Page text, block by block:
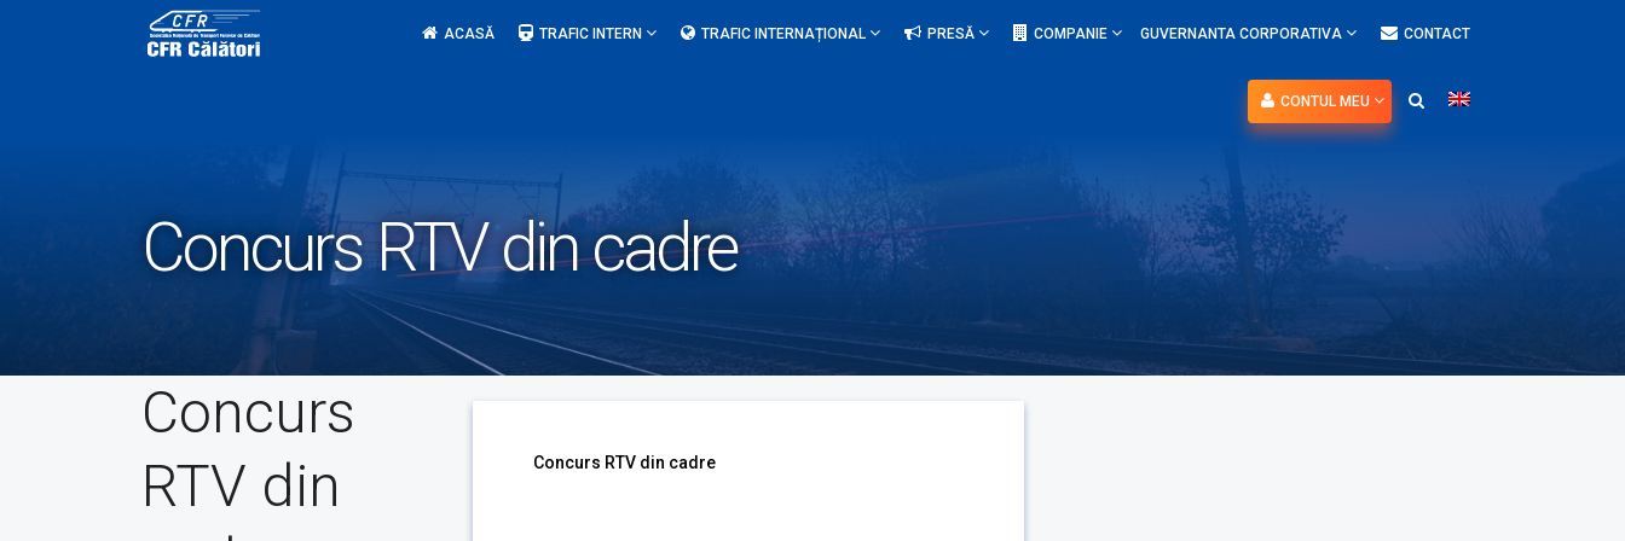
ACASĂ TRAFIC INTERN TRAFIC INTERNAȚIONAL PRESĂ COMPANIE GUVERNANTA CORPORATIVA CONTACT
CONTUL MEU
Concurs RTV din cadre
Concurs
RTV din
Concurs RTV din cadre